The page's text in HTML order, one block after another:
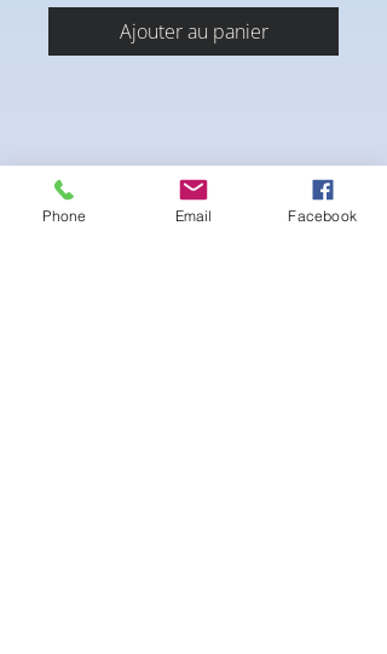
Ajouter au panier
Phone Email Facebook